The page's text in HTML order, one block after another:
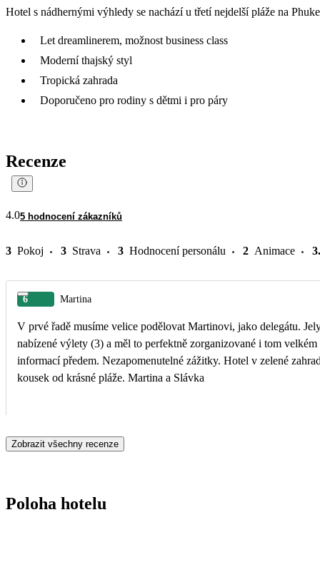
Hotel s nádhernými výhledy se nachází u třetí nejdelší pláže na
Let dreamlinerem, možnost business class
Moderní thajský styl
Tropická zahrada
Doporučeno pro rodiny s dětmi i pro páry
Recenze
4.05 hodnocení zákazníků
3 Pokoj 3 Strava 3 Hodnocení personálu 2 Animace
6 Martina
V prvé řadě musíme velice podělovat Martinovi, jako delegátu.
nabízené výlety (3) a měl to perfektně zorganizované i tom
informací předem. Nezapomenutelné zážitky. Hotel v zelené
kousek od krásné pláže. Martina a Slávka
Zobrazit všechny recenze
Poloha hotelu